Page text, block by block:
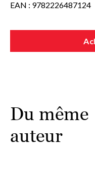
EAN : 9782226487124
Du même
auteur